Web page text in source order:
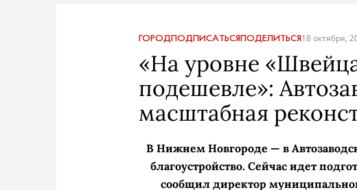
ГОРОДПОДПИСАТЬСЯПОДЕЛИТЬСЯ18 октября,
«На уровне
подешевле»:
масштабная
В Нижнем Новгороде — в
благоустройство. Сейчас идет
сообщил директор